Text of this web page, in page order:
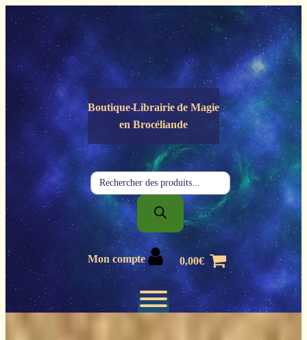
Panneau de gestion des cookies
Boutique-Librairie deMagie
en Brocéliande
Recherche
de
produits
Mon compte 0,00€